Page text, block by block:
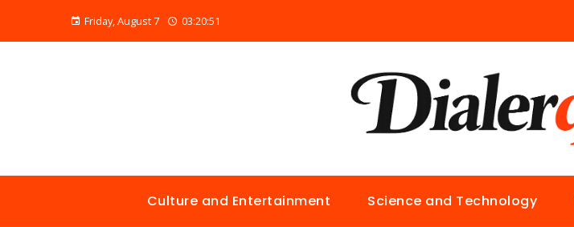
Friday, August 7 03:20:52
Culture and Entertainment Science and Technology